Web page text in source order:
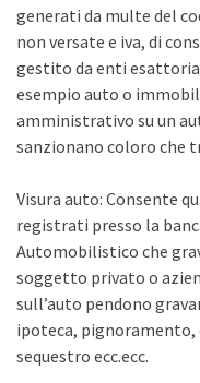
generati da multe del
non versate e iva, di
gestito da enti
esempio auto o
amministrativo su un
sanzionano coloro che
Visura auto: Consente
registrati presso la
Automobilistico che
soggetto privato o
sull’auto pendono
ipoteca, pignoramento,
sequestro ecc.ecc.